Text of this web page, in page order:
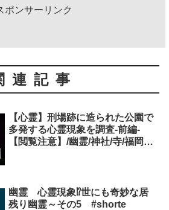
ポンサーリンク
連記事
【心霊】刑場跡に造られた公園で
多発する心霊現象を調査-前編-
【閲覧注意】/幽霊/神社/寺/福岡/
幽霊 心霊現象⁉️世にも奇妙な居
残り幽霊～その5 #shorte